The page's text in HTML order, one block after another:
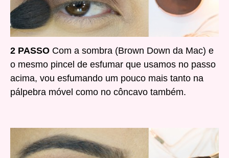
2 PASSO Com a sombra (Brown Down da Mac) e
o mesmo pincel de esfumar que usamos no passo
acima, vou esfumando um pouco mais tanto na
pálpebra móvel como no côncavo também.